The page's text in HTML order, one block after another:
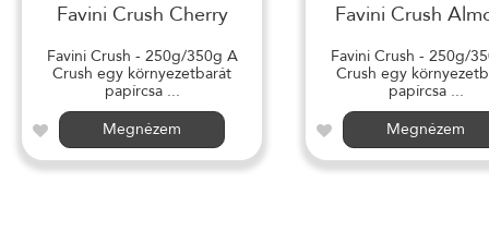
Favini Crush Cherry
Favini Crush - 250g/350g A
Crush egy környezetbarát
papírcsa ...
Megnézem
Favini Crush
Favini Crush - 250g/
Crush egy
papírcsa ...
Megnézem